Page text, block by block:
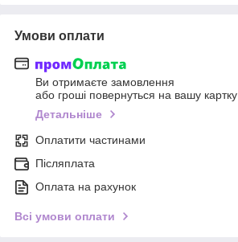
Умови оплати
Ви отримаєте замовлення
або гроші повернуться на вашу картку
Детальніше
Оплатити частинами
Післяплата
Оплата на рахунок
Всі умови оплати